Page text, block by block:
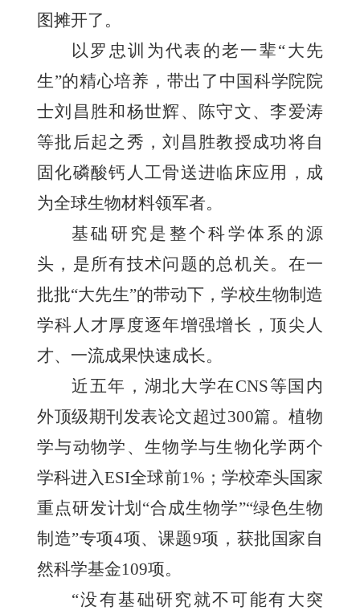
图摊开了。
以罗忠训为代表的老一辈“大先
生”的精心培养，带出了中国科学院院
士刘昌胜和杨世辉、陈守文、李爱涛
等批后起之秀，刘昌胜教授成功将自
固化磷酸钙人工骨送进临床应用，成
为全球生物材料领军者。
基础研究是整个科学体系的源
头，是所有技术问题的总机关。在一
批批“大先生”的带动下，学校生物制造
学科人才厚度逐年增强增长，顶尖人
才、一流成果快速成长。
近五年，湖北大学在CNS等国内
外顶级期刊发表论文超过300篇。植物
学与动物学、生物学与生物化学两个
学科进入ESI全球前1%；学校牵头国家
重点研发计划“合成生物学”“绿色生物
制造”专项4项、课题9项，获批国家自
然科学基金109项。
“没有基础研究就不可能有大突